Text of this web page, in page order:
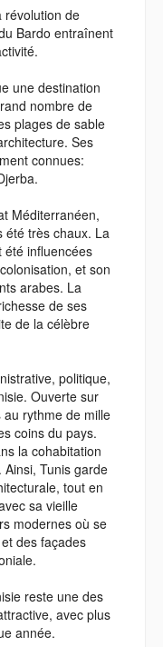
révolution de
Bardo entraînent
une destination
nombre de
plages de sable
Ses
connues:
Méditerranéen,
été très chaux. La
été influencées
et son
arabes. La
de ses
de la célèbre
politique,
Ouverte sur
rythme de mille
coins du pays.
la cohabitation
Tunis garde
tout en
sa vieille
modernes où se
des façades
reste une des
avec plus
année.